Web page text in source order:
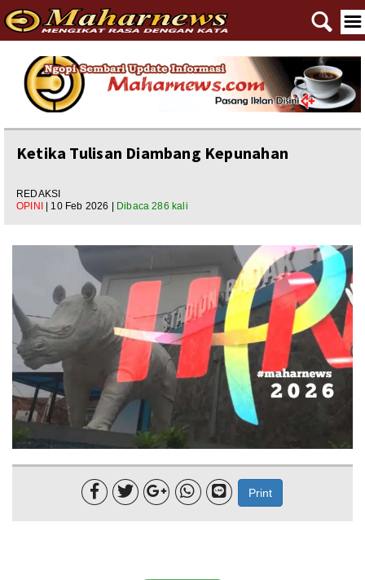
Home
Reportase
Ngewangkong
Ragam
Polpem
Pilkada
Lainnya
Sosial
☰
🔍
Ketika Tulisan Diambang Kepunahan
REDAKSI
OPINI
| 10 Feb 2026 | Dibaca 286 kali
     Print